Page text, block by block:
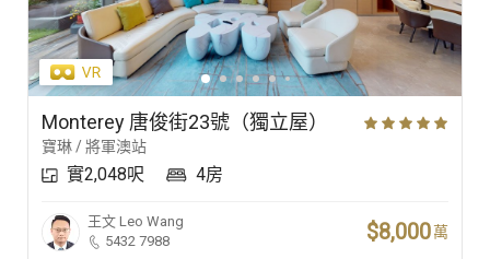
Monterey 唐俊街23號（獨立屋）
寶琳 / 將軍澳站
實2,048呎 4房
王文 Leo Wang
5432 7988
$8,000萬